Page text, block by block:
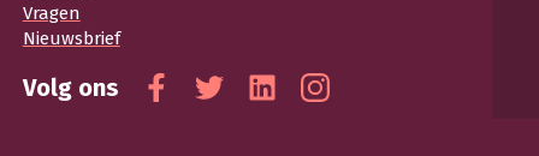
Vragen
Nieuwsbrief
Volg ons
Facebook
TwitterLinkedinInstagram